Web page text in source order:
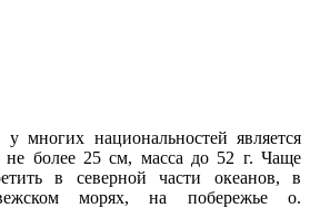
многих национальностей является
более 25 см, масса до 52 г. Чаще
в северной части океанов, в
морях, на побережье о.